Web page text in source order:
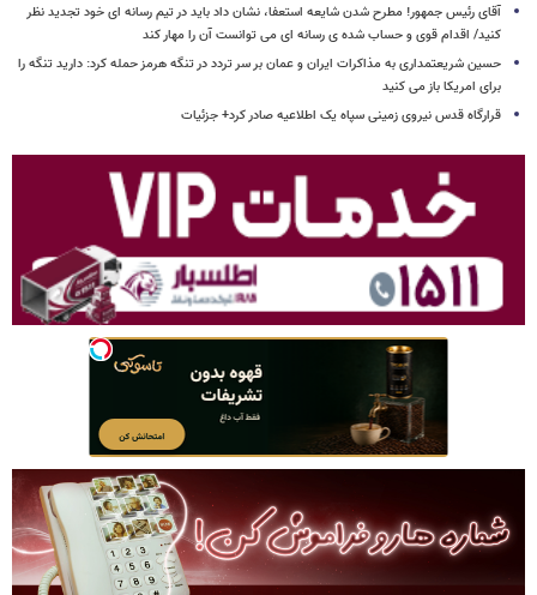
آقای رئیس جمهور! مطرح شدن شایعه استعفا، نشان داد باید در تیم رسانه ای خود تجدید نظر
کنید/ اقدام قوی و حساب شده ی رسانه ای می توانست آن را مهار کند
حسین شریعتمداری به مذاکرات ایران و عمان بر سر تردد در تنگه هرمز حمله کرد: دارید تنگه را
برای امریکا باز می کنید
قرارگاه قدس نیروی زمینی سپاه یک اطلاعیه صادر کرد+ جزئیات